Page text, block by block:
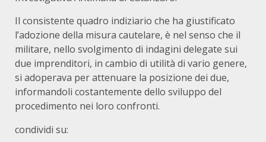
Il consistente quadro indiziario che ha giustificato
l’adozione della misura cautelare, è nel senso che il
militare, nello svolgimento di indagini delegate sui
due imprenditori, in cambio di utilità di vario genere,
si adoperava per attenuare la posizione dei due,
informandoli costantemente dello sviluppo del
procedimento nei loro confronti.
condividi su: